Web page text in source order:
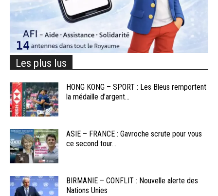
Les plus lus
HONG KONG – SPORT : Les Bleus remportent
la médaille d’argent...
ASIE – FRANCE : Gavroche scrute pour vous
ce second tour...
BIRMANIE – CONFLIT : Nouvelle alerte des
Nations Unies